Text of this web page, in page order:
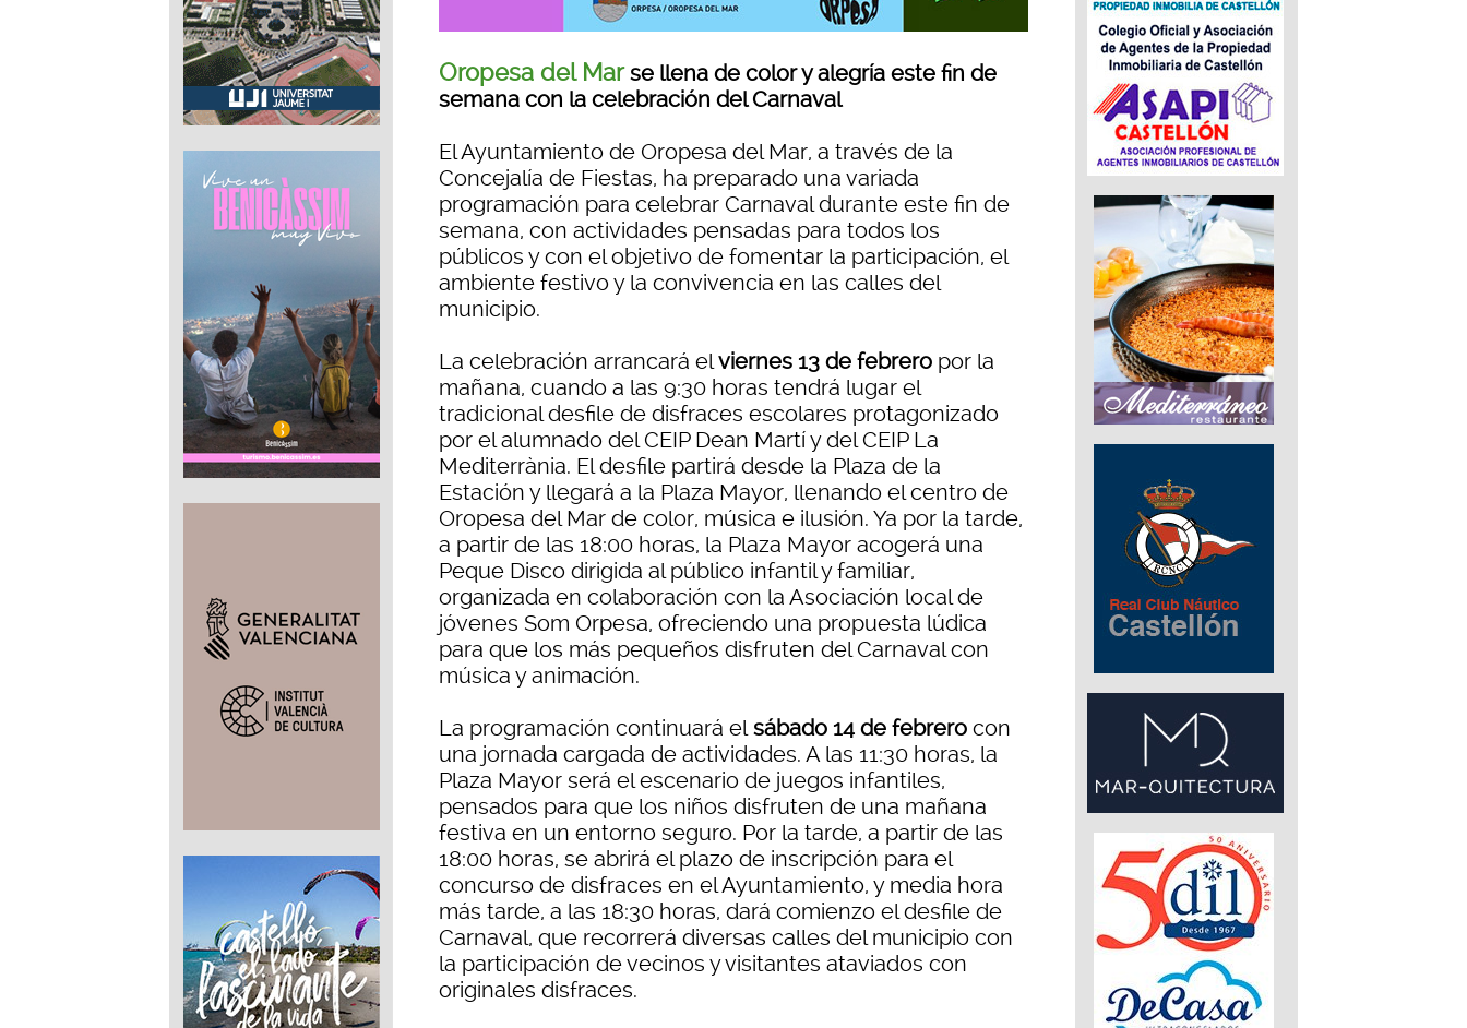
Oropesa del Mar se llena de color y alegría este fin de
semana con la celebración del Carnaval
El Ayuntamiento de Oropesa del Mar, a través de la
Concejalía de Fiestas, ha preparado una variada
programación para celebrar Carnaval durante este fin de
semana, con actividades pensadas para todos los
públicos y con el objetivo de fomentar la participación, el
ambiente festivo y la convivencia en las calles del
municipio.
La celebración arrancará elviernes 13 de febrero por la
mañana, cuando a las 9:30 horas tendrá lugar el
tradicional desfile de disfraces escolares protagonizado
por el alumnado del CEIP Dean Martí y del CEIP La
Mediterrània. El desfile partirá desde la Plaza de la
Estación y llegará a la Plaza Mayor, llenando el centro de
Oropesa del Mar de color, música e ilusión. Ya por la tarde,
a partir de las 18:00 horas, la Plaza Mayor acogerá una
Peque Disco dirigida al público infantil y familiar,
organizada en colaboración con la Asociación local de
jóvenes Som Orpesa, ofreciendo una propuesta lúdica
para que los más pequeños disfruten del Carnaval con
música y animación.
La programación continuará elsábado 14 de febrero con
una jornada cargada de actividades. A las 11:30 horas, la
Plaza Mayor será el escenario de juegos infantiles,
pensados para que los niños disfruten de una mañana
festiva en un entorno seguro. Por la tarde, a partir de las
18:00 horas, se abrirá el plazo de inscripción para el
concurso de disfraces en el Ayuntamiento, y media hora
más tarde, a las 18:30 horas, dará comienzo el desfile de
Carnaval, que recorrerá diversas calles del municipio con
la participación de vecinos y visitantes ataviados con
originales disfraces.